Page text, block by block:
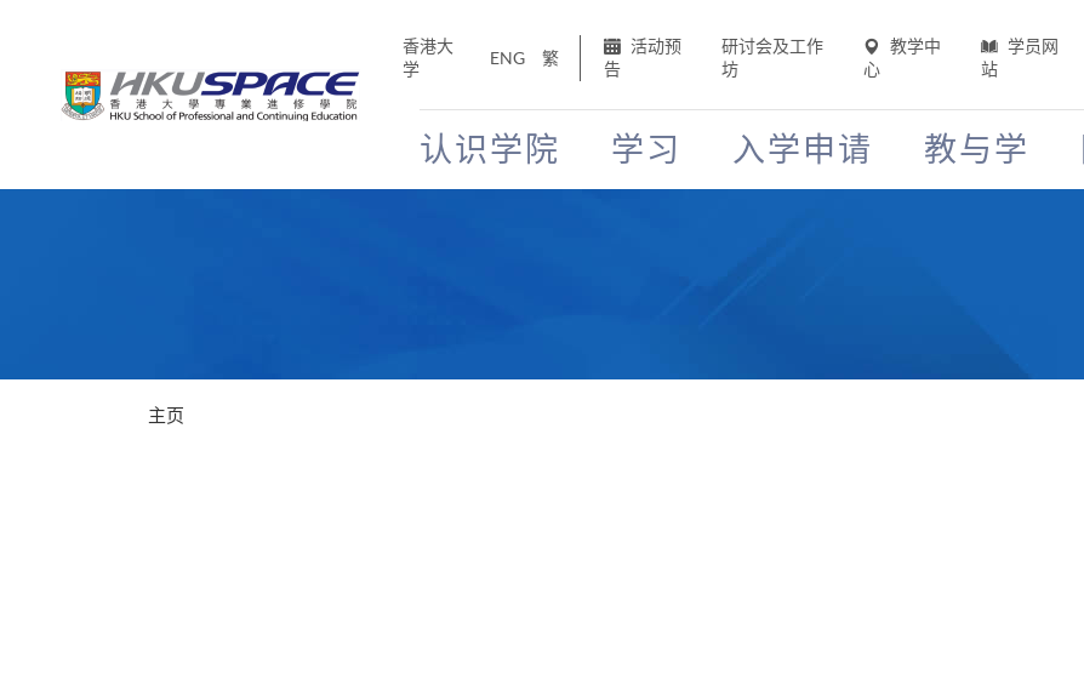
香港大
学
ENG 繁
活动预
告
研讨会及工作
坊
教学中
心
学员网
站
认识学院 学习 入学申请 教与学
主页